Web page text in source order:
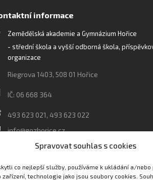
Spravovat souhlas s cookies
co nejlepší služby, používáme k ukládání a/nebo
technologie jako jsou soubory cookies.
informace
Zemědělská akademie a Gymnázium Hořice
- střední škola a vyšší odborná škola,
organizace
Riegrova 1403, 508 01 Hořice
IČ: 06 668 364
493 623 021, 493 623 022
info@gozhorice.cz
www.zaghorice.cz
Innovation One s.r.o. IČO: 04734807